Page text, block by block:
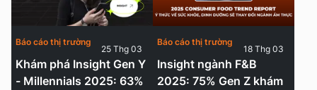
Khám phá Insight Gen Y
- Millennials 2025: 63%
Báo cáo thị trường
25 Thg 03
Insight ngành F&B
2025: 75% Gen Z khám
Báo cáo thị trường
18 Thg 03